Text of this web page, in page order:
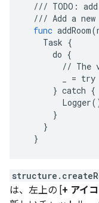
/// TODO : add
/// Add a new
func addRoom(
Task {
do {
// The
= try
} catch {
Logger
}
}
}
は、左上の [+ アイ